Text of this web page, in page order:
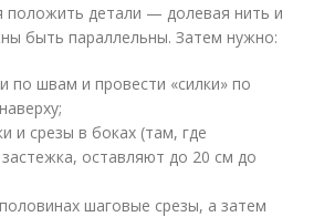
положить детали — долевая нить и
быть параллельны. Затем нужно:
по швам и провести «силки» по
и срезы в боках (там, где
оставляют до 20 см до
шаговые срезы, а затем